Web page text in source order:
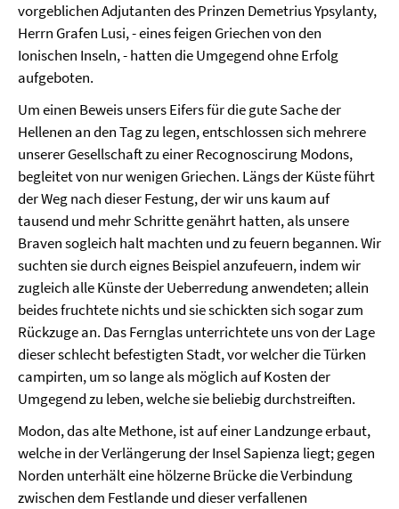
vorgeblichen Adjutanten des Prinzen Demetrius Ypsylanty,
Herrn Grafen Lusi, - eines feigen Griechen von den
Ionischen Inseln, - hatten die Umgegend ohne Erfolg
aufgeboten.
Um einen Beweis unsers Eifers für die gute Sache der
Hellenen an den Tag zu legen, entschlossen sich mehrere
unserer Gesellschaft zu einer Recognoscirung Modons,
begleitet von nur wenigen Griechen. Längs der Küste führt
der Weg nach dieser Festung, der wir uns kaum auf
tausend und mehr Schritte genährt hatten, als unsere
Braven sogleich halt machten und zu feuern begannen. Wir
suchten sie durch eignes Beispiel anzufeuern, indem wir
zugleich alle Künste der Ueberredung anwendeten; allein
beides fruchtete nichts und sie schickten sich sogar zum
Rückzuge an. Das Fernglas unterrichtete uns von der Lage
dieser schlecht befestigten Stadt, vor welcher die Türken
campirten, um so lange als möglich auf Kosten der
Umgegend zu leben, welche sie beliebig durchstreiften.
Modon, das alte Methone, ist auf einer Landzunge erbaut,
welche in der Verlängerung der Insel Sapienza liegt; gegen
Norden unterhält eine hölzerne Brücke die Verbindung
zwischen dem Festlande und dieser verfallenen